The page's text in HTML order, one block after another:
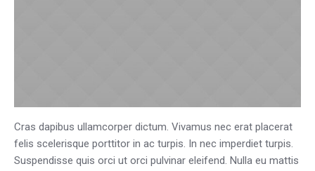
Cras dapibus ullamcorper dictum. Vivamus nec erat placerat
felis scelerisque porttitor in ac turpis. In nec imperdiet turpis.
Suspendisse quis orci ut orci pulvinar eleifend. Nulla eu mattis